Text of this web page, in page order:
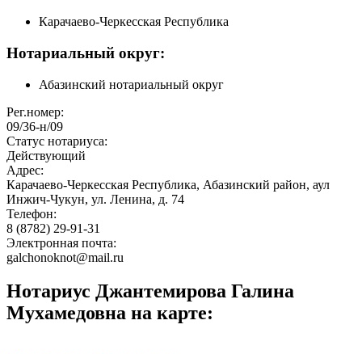
Карачаево-Черкесская Республика
Нотариальный округ:
Абазинский нотариальный округ
Рег.номер:
09/36-н/09
Статус нотариуса:
Действующий
Адрес:
Карачаево-Черкесская Республика, Абазинский район, аул
Инжич-Чукун, ул. Ленина, д. 74
Телефон:
8 (8782) 29-91-31
Электронная почта:
galchonoknot@mail.ru
Нотариус Джантемирова Галина
Мухамедовна на карте: